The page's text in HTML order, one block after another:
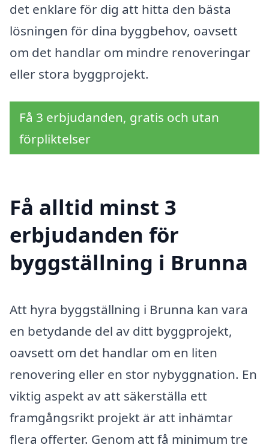
det enklare för dig att hitta den bästa
lösningen för dina byggbehov, oavsett
om det handlar om mindre renoveringar
eller stora byggprojekt.
Få 3 erbjudanden, gratis och utan
förpliktelser
Få alltid minst 3
erbjudanden för
byggställning i Brunna
Att hyra byggställning i Brunna kan vara
en betydande del av ditt byggprojekt,
oavsett om det handlar om en liten
renovering eller en stor nybyggnation. En
viktig aspekt av att säkerställa ett
framgångsrikt projekt är att inhämtar
flera offerter. Genom att få minimum tre